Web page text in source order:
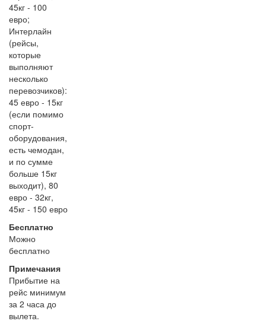
45кг - 100
евро;
Интерлайн
(рейсы,
которые
выполняют
несколько
перевозчиков):
45 евро - 15кг
(если помимо
спорт-
оборудования,
есть чемодан,
и по сумме
больше 15кг
выходит), 80
евро - 32кг,
45кг - 150 евро
Бесплатно
Можно
бесплатно
Примечания
Прибытие на
рейс минимум
за 2 часа до
вылета.